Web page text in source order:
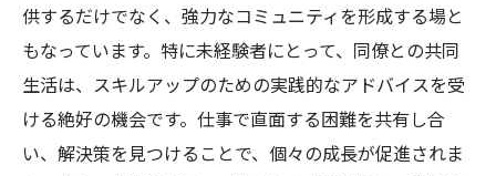
供するだけでなく、強力なコミュニティを形成する場と
もなっています。特に未経験者にとって、同僚との共同
生活は、スキルアップのための実践的なアドバイスを受
ける絶好の機会です。仕事で直面する困難を共有し合
い、解決策を見つけることで、個々の成長が促進されま